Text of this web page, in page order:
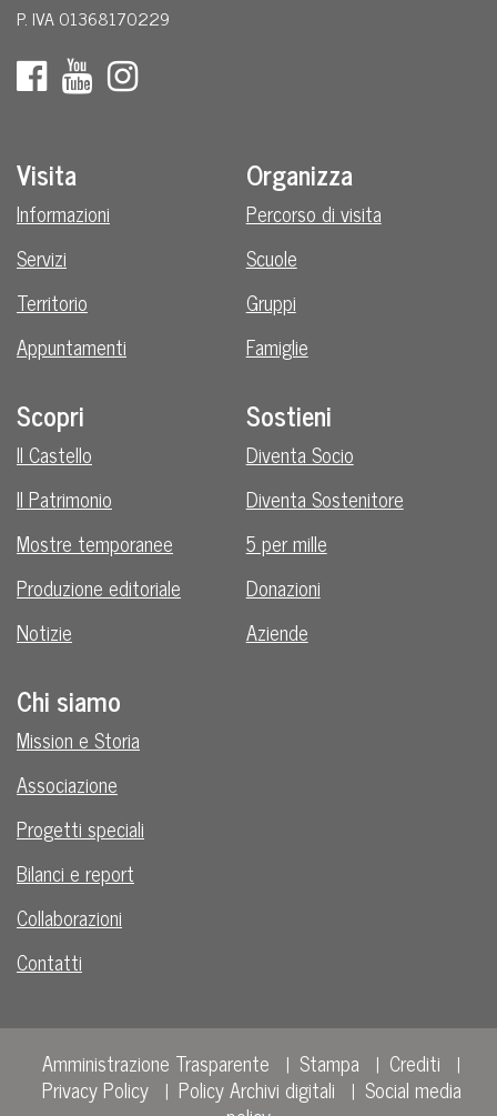
P. IVA 01368170229
Visita
Informazioni
Servizi
Territorio
Appuntamenti
Organizza
Percorso di visita
Scuole
Gruppi
Famiglie
Scopri
Il Castello
Il Patrimonio
Mostre temporanee
Produzione editoriale
Notizie
Sostieni
Diventa Socio
Diventa Sostenitore
5 per mille
Donazioni
Aziende
Chi siamo
Mission e Storia
Associazione
Progetti speciali
Bilanci e report
Collaborazioni
Contatti
Amministrazione Trasparente Stampa
Crediti
Privacy Policy
Policy Archivi digitali
Social media